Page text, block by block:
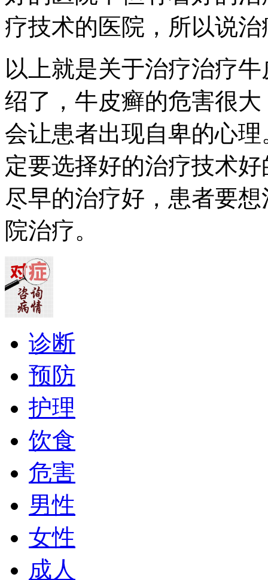
疗技术的医院，所以说
以上就是关于治疗治疗
绍了，牛皮癣的危害很
会让患者出现自卑的心
定要选择好的治疗技术
尽早的治疗好，患者要
院治疗。
诊断
预防
护理
饮食
危害
男性
女性
成人